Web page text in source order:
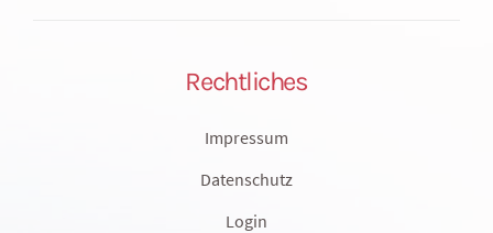
Rechtliches
Impressum
Datenschutz
Login